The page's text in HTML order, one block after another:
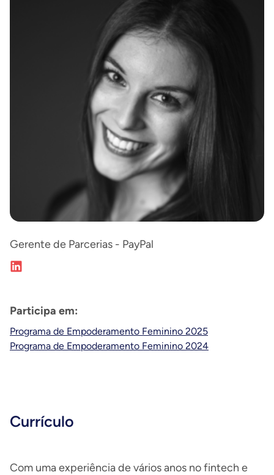
Nossa comunidade
Gerente de Parcerias - PayPal
Participa em:
Programa de Empoderamento Feminino 2025
Programa de Empoderamento Feminino 2024
Currículo
Com uma experiência de vários anos no fintech e